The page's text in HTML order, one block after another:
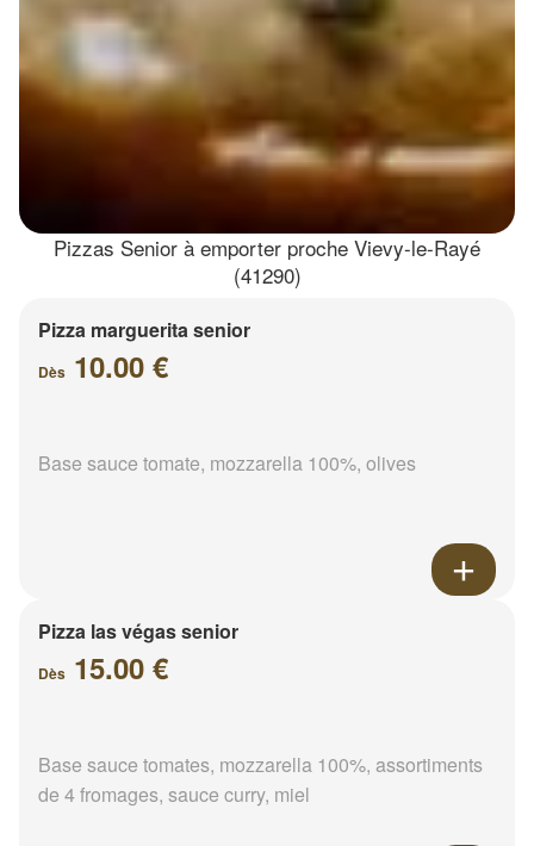
Pizzas Senior à emporter proche Vievy-le-Rayé
(41290)
Pizza marguerita senior
Dès 10.00 €
Base sauce tomate, mozzarella 100%, olives
Pizza las végas senior
Dès 15.00 €
Base sauce tomates, mozzarella 100%, assortiments
de 4 fromages, sauce curry, miel